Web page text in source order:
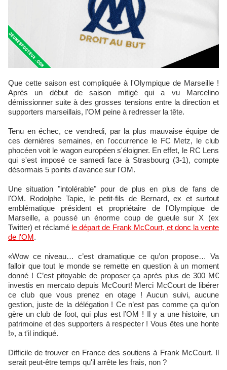
Que cette saison est compliquée à l'Olympique de Marseille !
Après un début de saison mitigé qui a vu Marcelino
démissionner suite à des grosses tensions entre la direction et
supporters marseillais, l'OM peine à redresser la tête.
Tenu en échec, ce vendredi, par la plus mauvaise équipe de
ces dernières semaines, en l'occurrence le FC Metz, le club
phocéen voit le wagon européen s'éloigner. En effet, le RC Lens
qui s'est imposé ce samedi face à Strasbourg (3-1), compte
désormais 5 points d'avance sur l'OM.
Une situation "intolérable" pour de plus en plus de fans de
l'OM. Rodolphe Tapie, le petit-fils de Bernard, ex et surtout
emblématique président et propriétaire de l'Olympique de
Marseille, a poussé un énorme coup de gueule sur X (ex
Twitter) et réclamé le départ de Frank McCourt, et donc la vente
de l'OM.
«Wow ce niveau… c’est dramatique ce qu’on propose… Va
falloir que tout le monde se remette en question à un moment
donné ! C’est pitoyable de proposer ça après plus de 300 M€
investis en mercato depuis McCourt! Merci McCourt de libérer
ce club que vous prenez en otage ! Aucun suivi, aucune
gestion, juste de la délégation ! Ce n’est pas comme ça qu’on
gère un club de foot, qui plus est l’OM ! Il y a une histoire, un
patrimoine et des supporters à respecter ! Vous êtes une honte
!», a t'il indiqué.
Difficile de trouver en France des soutiens à Frank McCourt. Il
serait peut-être temps qu'il arrête les frais, non ?